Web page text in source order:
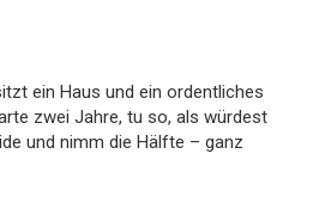
ein Haus und ein ordentliches
zwei Jahre, tu so, als würdest
und nimm die Hälfte – ganz